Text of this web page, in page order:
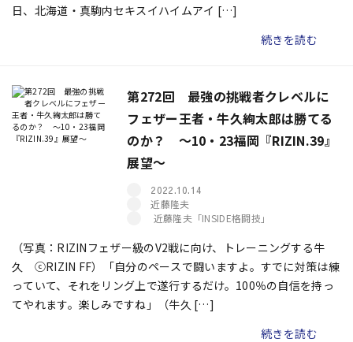
日、北海道・真駒内セキスイハイムアイ […]
続きを読む
第272回 最強の挑戦者クレベルに
フェザー王者・牛久絢太郎は勝てる
のか？ ～10・23福岡『RIZIN.39』
展望～
2022.10.14
近藤隆夫
近藤隆夫「INSIDE格闘技」
（写真：RIZINフェザー級のV2戦に向け、トレーニングする牛
久 ⓒRIZIN FF）「自分のペースで闘いますよ。すでに対策は練
っていて、それをリング上で遂行するだけ。100％の自信を持っ
てやれます。楽しみですね」（牛久 […]
続きを読む